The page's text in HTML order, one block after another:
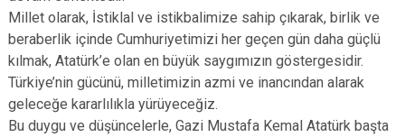
Millet olarak, İstiklal ve istikbalimize sahip çıkarak, birlik ve
beraberlik içinde Cumhuriyetimizi her geçen gün daha güçlü
kılmak, Atatürk’e olan en büyük saygımızın göstergesidir.
Türkiye’nin gücünü, milletimizin azmi ve inancından alarak
geleceğe kararlılıkla yürüyeceğiz.
Bu duygu ve düşüncelerle, Gazi Mustafa Kemal Atatürk başta